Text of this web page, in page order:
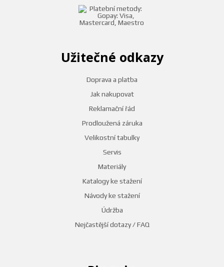
Užitečné odkazy
Doprava a platba
Jak nakupovat
Reklamační řád
Prodloužená záruka
Velikostní tabulky
Servis
Materiály
Katalogy ke stažení
Návody ke stažení
Údržba
Nejčastější dotazy / FAQ